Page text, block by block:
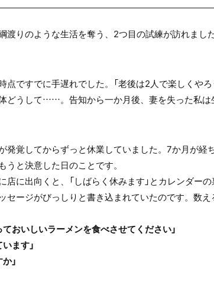
渡りのような生活を奪う、2つ目の試練が訪れまし
点ですでに手遅れでした。「老後は2人で楽しくや
どうして……。告知から一か月後、妻を失った私は
発覚してからずっと休業していました。7か月が経
うと決意した日のことです。
店に出向くと、「しばらく休みます」とカレンダー
セージがびっしりと書き込まれていたのです。数え
ておいしいラーメンを食べさせてください」
ます」
」